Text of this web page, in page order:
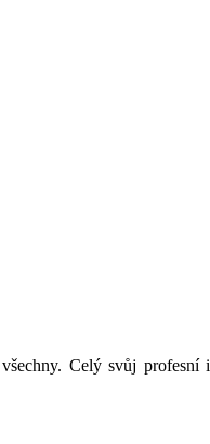
Celý svůj profesní i